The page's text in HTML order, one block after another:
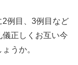
例目、3例目など
正しくお互い今
うか。